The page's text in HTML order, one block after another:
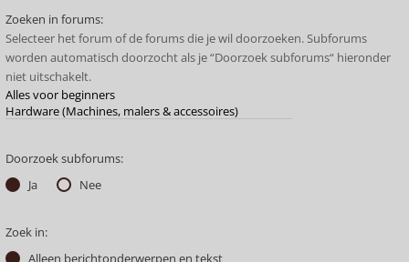
Zoeken in forums:
Selecteer het forum of de forums die je wil doorzoeken. Subforums
worden automatisch doorzocht als je “Doorzoek subforums“ hieronder
niet uitschakelt.
Doorzoek subforums:
Ja
Nee
Zoek in:
Alleen berichtonderwerpen en tekst